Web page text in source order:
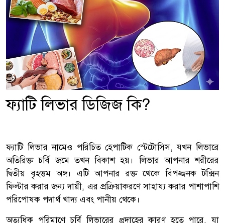
ফ্যাটি লিভার ডিজিজ কি?
ফ্যাটি লিভার নামেও পরিচিত হেপাটিক স্টেটোসিস, যখন লিভারে
অতিরিক্ত চর্বি জমে তখন বিকাশ হয়। লিভার আপনার শরীরের
দ্বিতীয় বৃহত্তম অঙ্গ। এটি আপনার রক্ত ​​থেকে বিপজ্জনক টক্সিন
ফিল্টার করার জন্য দায়ী, এর প্রক্রিয়াকরণে সাহায্য করার পাশাপাশি
পরিপোষক পদার্থ খাদ্য এবং পানীয় থেকে।
অত্যধিক পরিমাণে চর্বি লিভারের প্রদাহের কারণ হতে পারে, যা